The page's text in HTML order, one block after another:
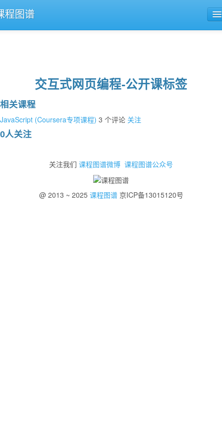
程图谱
交互式网页编程-公开课标签
相关课程
JavaScript (Coursera专项课程) 3 个评论 关注
0人关注
关注我们 课程图谱微博 课程图谱公众号
@ 2013 ~ 2025 课程图谱京ICP备13015120号